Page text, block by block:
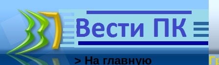
> На главную